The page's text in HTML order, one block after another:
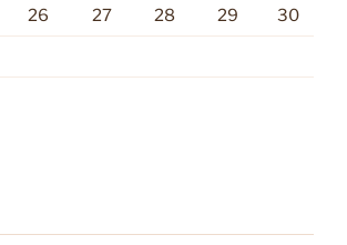
26 27 28 29 30